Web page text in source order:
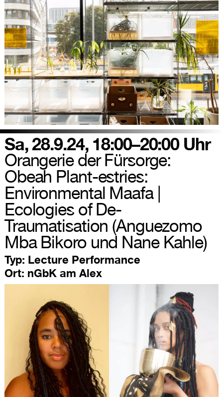
Sa, 28.9.24, 18:00–20:00 Uhr
Orangerie der Fürsorge:
Obeah Plant-estries:
Environmental Maafa |
Ecologies of De-
Traumatisation (Anguezomo
Mba Bikoro und Nane Kahle)
Typ: Lecture Performance
Ort: nGbK am Alex